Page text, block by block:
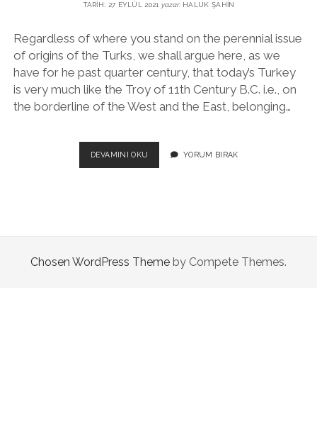
GÜZEL MAVRELLA
MED 532 SPRING ‘25
YAZMADAN EDEMEDIM
twitterfacebook
instagram
TARIH: 27 EYLÜL 2021 yazar:HALUK ŞAHIN
Regardless of where you stand on the perennial issue
of origins of the Turks, we shall argue here, as we
have for he past quarter century, that today’s Turkey
is very much like the Troy of 11th Century B.C. i.e., on
the borderline of the West and the East, belonging…
DEVAMINI OKU TURKEY
IS
YORUM BIRAK
Chosen WordPress Theme by Compete Themes.